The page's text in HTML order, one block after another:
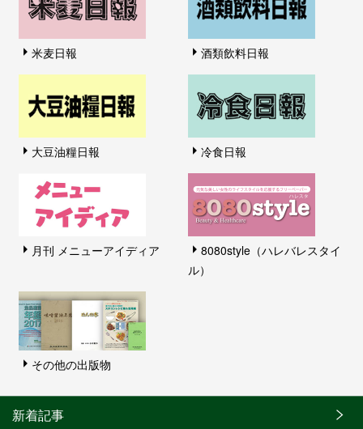
米麦日報 酒類飲料日報
大豆油糧日報 冷食日報
月刊 メニューアイディア
8080style（ハレバレスタイ
ル）
その他の出版物
新着記事